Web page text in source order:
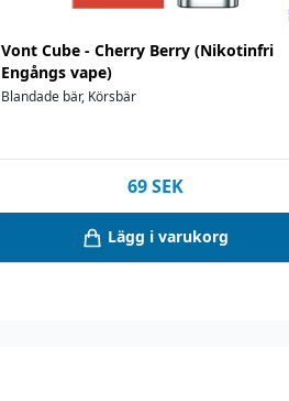
Vont Cube - Cherry Berry (Nikotinfri
Engångs vape)
Blandade bär, Körsbär
69 SEK
Lägg i varukorg